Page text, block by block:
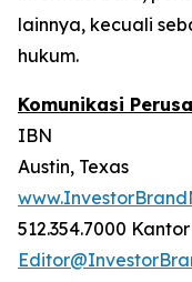
lainnya, kecuali
hukum.
Komunikasi
IBN
Austin, Texas
512.354.7000 Kantor